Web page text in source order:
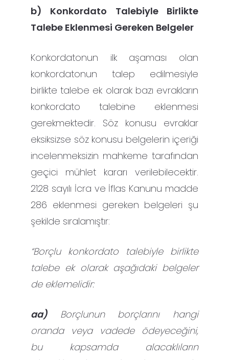
b) Konkordato Talebiyle Birlikte
Talebe Eklenmesi Gereken Belgeler
Konkordatonun ilk aşaması olan
konkordatonun talep edilmesiyle
birlikte talebe ek olarak bazı evrakların
konkordato talebine eklenmesi
gerekmektedir. Söz konusu evraklar
eksiksizse söz konusu belgelerin içeriği
incelenmeksizin mahkeme tarafından
geçici mühlet kararı verilebilecektir.
2128 sayılı İcra ve İflas Kanunu madde
286 eklenmesi gereken belgeleri şu
şekilde sıralamıştır:
“Borçlu konkordato talebiyle birlikte
talebe ek olarak aşağıdaki belgeler
de eklemelidir:
aa) Borçlunun borçlarını hangi
oranda veya vadede ödeyeceğini,
bu kapsamda alacaklıların